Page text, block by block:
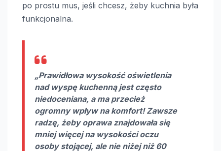
po prostu mus, jeśli chcesz, żeby kuchnia była
funkcjonalna.
„Prawidłowa wysokośćoświetlenia
nad wyspę kuchennąjest często
niedoceniana, a ma przecież
ogromny wpływ na komfort! Zawsze
radzę, żeby oprawa znajdowała się
mniej więcej na wysokości oczu
osoby stojącej, ale nie niżej niż 60